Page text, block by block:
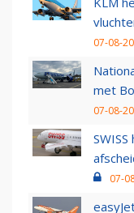
07-08-
met
07-08-
07-